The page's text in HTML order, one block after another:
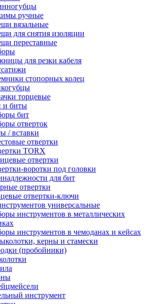
ручные
вязальные
для снятия изоляции
переставные
для резки кабеля
стопорных колец
торцевые
и биты
бит
отверток
/ вставки
отвертки
TORX
отвертки
воротки под головки
для бит
отвертки
отвертки-ключи
универсальные
инструментов в металлических
инструментов в чемоданах и кейсах
керны и стамески
(пробойники)
инструмент